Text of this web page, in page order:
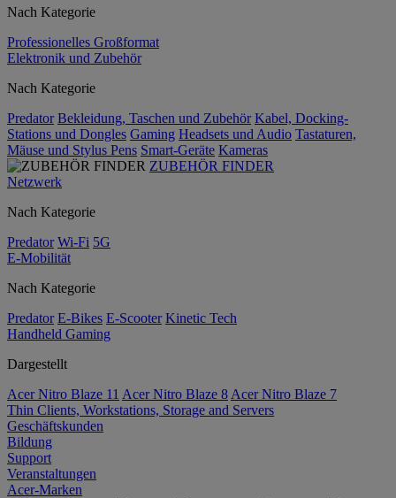
Nach Kategorie
Professionelles Großformat
Elektronik und Zubehör
Nach Kategorie
Predator Bekleidung, Taschen und Zubehör Kabel, Docking-
Stations und Dongles Gaming Headsets und Audio Tastaturen,
Mäuse und Stylus Pens Smart-Geräte Kameras
ZUBEHÖR FINDER
Netzwerk
Nach Kategorie
Predator Wi-Fi 5G
E-Mobilität
Nach Kategorie
Predator E-Bikes E-Scooter Kinetic Tech
Handheld Gaming
Dargestellt
Acer Nitro Blaze 11 Acer Nitro Blaze 8 Acer Nitro Blaze 7
Thin Clients, Workstations, Storage and Servers
Geschäftskunden
Bildung
Support
Veranstaltungen
Acer-Marken